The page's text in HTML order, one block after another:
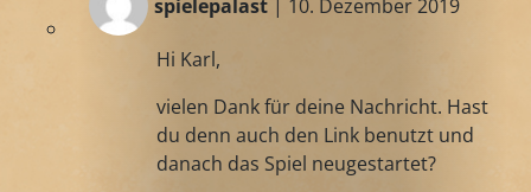
spielepalast | 10. Dezember 2019
Hi Karl,
vielen Dank für deine Nachricht. Hast
du denn auch den Link benutzt und
danach das Spiel neugestartet?